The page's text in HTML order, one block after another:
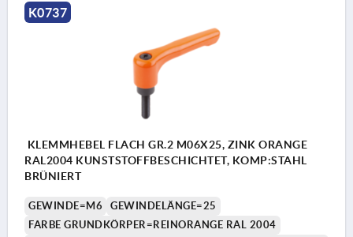
K0737
KLEMMHEBEL FLACH GR.2 M06X25, ZINK ORANGE
RAL2004 KUNSTSTOFFBESCHICHTET, KOMP:STAHL
BRÜNIERT
GEWINDE=M6
GEWINDELÄNGE=25
FARBE GRUNDKÖRPER=REINORANGE RAL 2004